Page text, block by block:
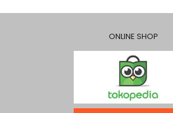
ONLINE SHOP